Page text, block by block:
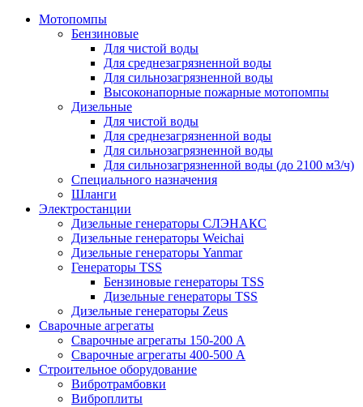
Мотопомпы
Бензиновые
Для чистой воды
Для среднезагрязненной воды
Для сильнозагрязненной воды
Высоконапорные пожарные мотопомпы
Дизельные
Для чистой воды
Для среднезагрязненной воды
Для сильнозагрязненной воды
Для сильнозагрязненной воды (до 2100 м3/ч)
Специального назначения
Шланги
Электростанции
Дизельные генераторы СЛЭНАКС
Дизельные генераторы Weichai
Дизельные генераторы Yanmar
Генераторы TSS
Бензиновые генераторы TSS
Дизельные генераторы TSS
Дизельные генераторы Zeus
Сварочные агрегаты
Сварочные агрегаты 150-200 А
Сварочные агрегаты 400-500 А
Строительное оборудование
Вибротрамбовки
Виброплиты